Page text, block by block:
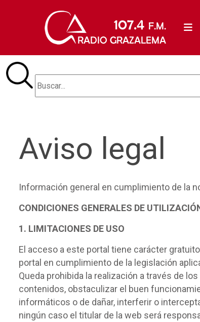
Aviso legal
Información general en cumplimiento de la
CONDICIONES GENERALES DE
1. LIMITACIONES DE USO
El acceso a este portal tiene carácter
portal en cumplimiento de la legislación
Queda prohibida la realización a través de
contenidos, obstaculizar el buen
informáticos o de dañar, interferir o
ningún caso el titular de la web será